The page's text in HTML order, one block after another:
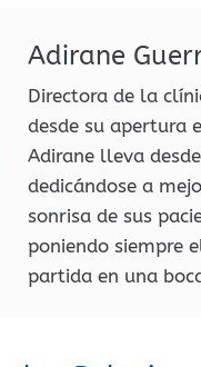
Adirane
Directora de la
desde su apertura
Adirane lleva
dedicándose a
sonrisa de sus
poniendo siempre
partida en una